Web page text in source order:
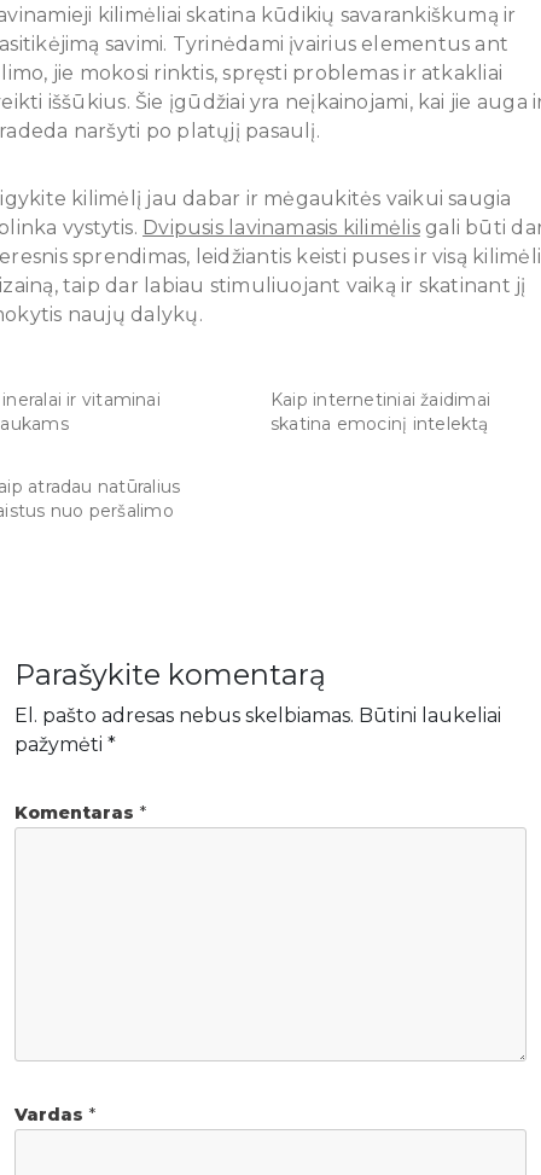
kilimėliai skatina kūdikių savarankiškumą ir
savimi. Tyrinėdami įvairius elementus ant
jie mokosi rinktis, spręsti problemas ir atkakliai
iššūkius. Šie įgūdžiai yra neįkainojami, kai jie auga
naršyti po platųjį pasaulį.
kilimėlį jau dabar ir mėgaukitės vaikui saugia
vystytis. Dvipusis lavinamasis kilimėlisgali būti
sprendimas, leidžiantis keisti puses ir visą
taip dar labiau stimuliuojant vaiką ir skatinant jį
naujų dalykų.
ir vitaminai
Kaip internetiniai žaidimai
skatina emocinį intelektą
atradau natūralius
nuo peršalimo
Parašykite komentarą
El. pašto adresas nebus skelbiamas. Būtini laukeliai
pažymėti *
Komentaras *
Vardas *